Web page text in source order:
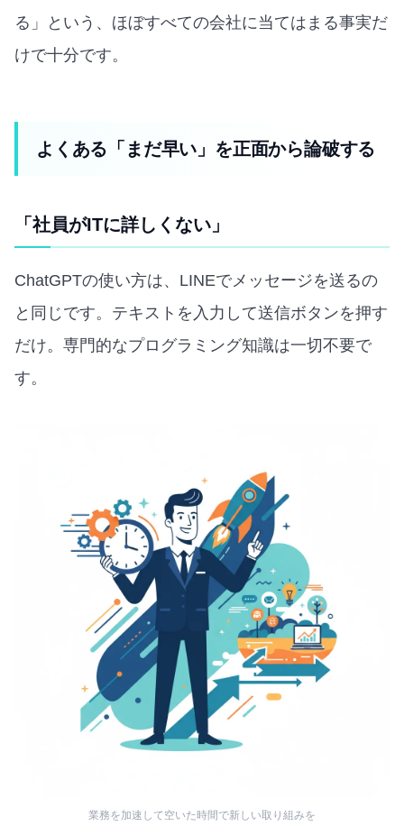
る」という、ほぼすべての会社に当てはまる事実だ
けで十分です。
よくある「まだ早い」を正面から論破する
「社員がITに詳しくない」
ChatGPTの使い方は、LINEでメッセージを送るの
と同じです。テキストを入力して送信ボタンを押す
だけ。専門的なプログラミング知識は一切不要で
す。
業務を加速して空いた時間で新しい取り組みを